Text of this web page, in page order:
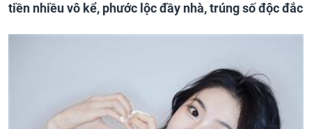
tiền nhiều vô kể, phước lộc đầy nhà, trúng số độc đắc